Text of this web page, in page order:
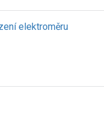
elektroměru